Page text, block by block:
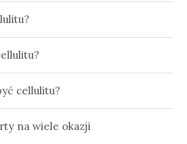
cellulitu?
na wiele okazji